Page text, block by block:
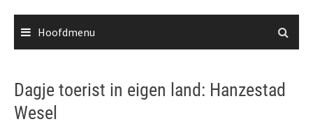
Hoofdmenu
Dagje toerist in eigen land: Hanzestad
Wesel